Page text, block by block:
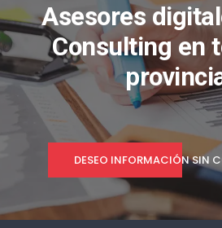
Asesores
Consulting en
DESEO INFORMACIÓN SIN